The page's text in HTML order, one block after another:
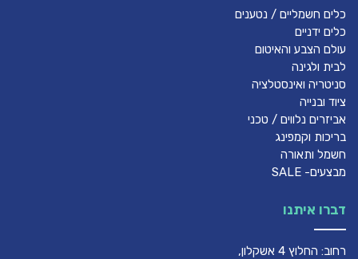
כלים חשמליים / נטענים
כלים ידניים
עולם הצבע והאיטום
לבית ולגינה
סניטריה ואינסטלציה
ציוד ובנייה
אביזרים נלווים / טכני
בריכות וקמפינג
חשמל ותאורה
מבצעים- SALE
דברו איתנו
רחוב: החלוץ 4 אשקלון,